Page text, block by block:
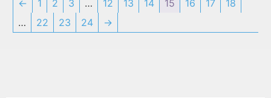
← 1 2 3 … 12 13 14 15 16 17
18
…
22 23 24 →